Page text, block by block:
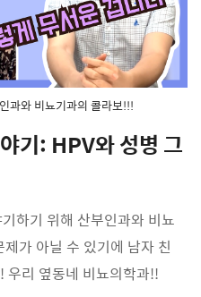
과와 비뇨기과의 콜라보!!!
기: HPV와 성병 그
하기 위해 산부인과와 비뇨
가 아닐 수 있기에 남자 친
우리 옆동네 비뇨의학과!!